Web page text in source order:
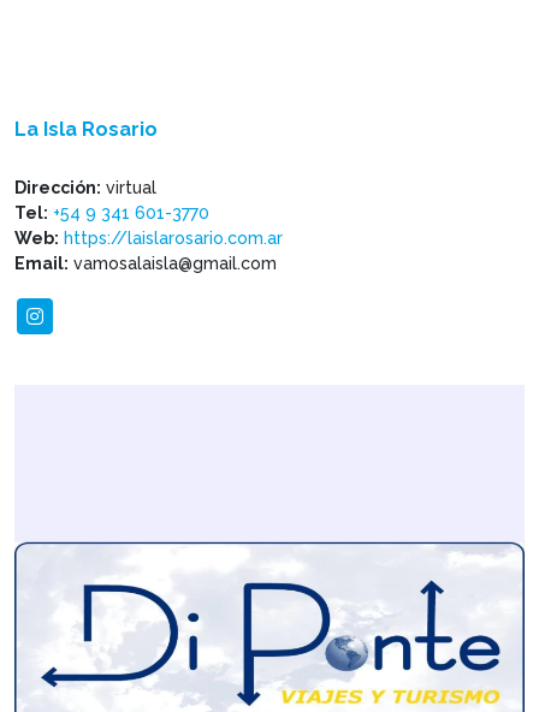
La Isla Rosario
Dirección: virtual
Tel: +54 9 341 601-3770
Web: https://laislarosario.com.ar
Email: vamosalaisla@gmail.com